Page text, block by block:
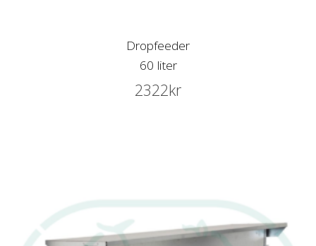
Dropfeeder
60 liter
2322kr